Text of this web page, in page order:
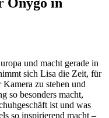
und macht gerade in
sich Lisa die Zeit, für
Kamera zu stehen und
so besonders macht,
ist und was
so inspirierend macht –